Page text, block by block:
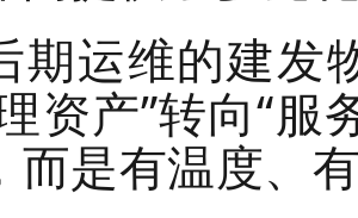
期运维的建发
资产”转向“
而是有温度、